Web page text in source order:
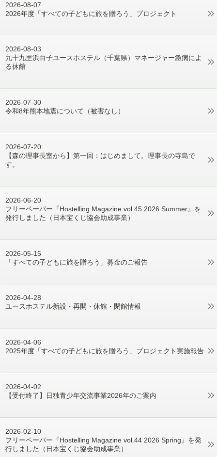
2026-08-07
2026年度「すべての子どもに旅を贈ろう」プロジェクト
2026-08-03
九十九里浜白子ユースホステル（千葉県）マネージャー急病によ
る休館
2026-07-30
令和8年熊本地震について（被害なし）
2026-07-20
【森の理事長室から】第一回：はじめまして。理事長の寺島で
す。
2026-06-20
フリーペーパー『Hostelling Magazine vol.45 2026 Summer』を
発行しました（日本宝くじ協会助成事業）
2026-05-15
「すべての子どもに旅を贈ろう」募金のご報告
2026-04-28
ユースホステル新設・再開・休館・閉館情報
2026-04-06
2025年度「すべての子どもに旅を贈ろう」プロジェクト実施報告
2026-04-02
【受付終了】日独青少年交流事業2026年のご案内
2026-02-10
フリーペーパー『Hostelling Magazine vol.44 2026 Spring』を発
行しました（日本宝くじ協会助成事業）